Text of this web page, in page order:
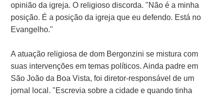
opinião da igreja. O religioso discorda. "Não é a minha
posição. É a posição da igreja que eu defendo. Está no
Evangelho."
A atuação religiosa de dom Bergonzini se mistura com
suas intervenções em temas políticos. Ainda padre em
São João da Boa Vista, foi diretor-responsável de um
jornal local. "Escrevia sobre a cidade e quando tinha